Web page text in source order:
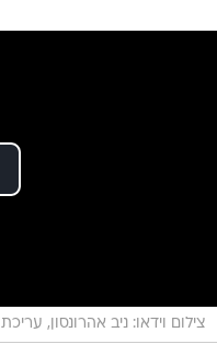
עיקרי הדברים